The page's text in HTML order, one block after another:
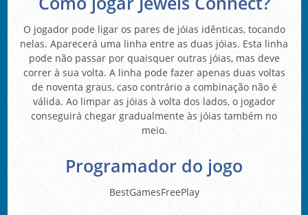
O jogador pode ligar os pares de jóias idênticas, tocando
nelas. Aparecerá uma linha entre as duas jóias. Esta linha
pode não passar por quaisquer outras jóias, mas deve
correr à sua volta. A linha pode fazer apenas duas voltas
de noventa graus, caso contrário a combinação não é
válida. Ao limpar as jóias à volta dos lados, o jogador
conseguirá chegar gradualmente às jóias também no
meio.
Programador do jogo
BestGamesFreePlay